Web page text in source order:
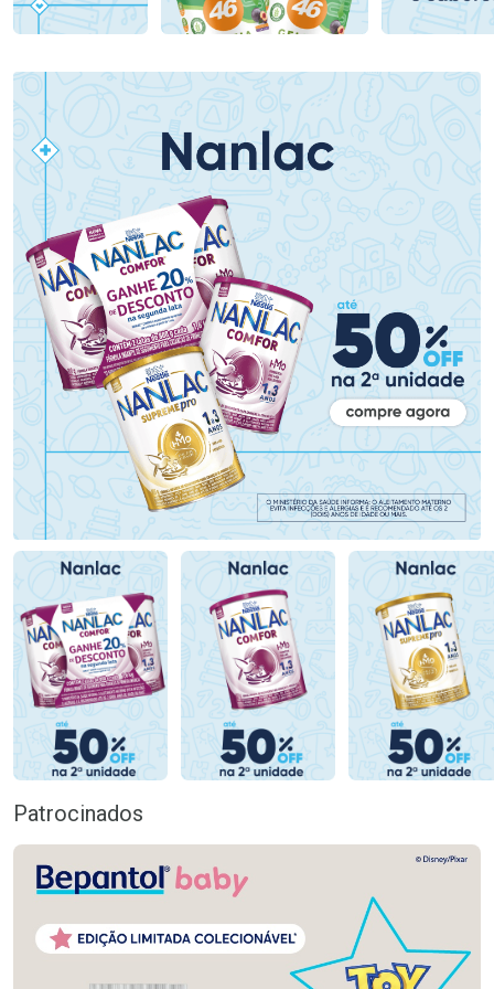
Patrocinados